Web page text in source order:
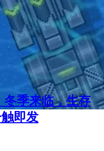
冬季来临，生存
即发